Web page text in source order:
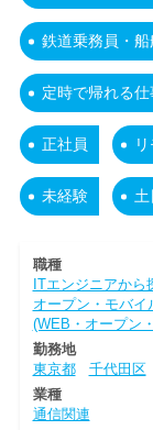
鉄道乗務員・船
定時で帰れる仕
正社員
未経験
職種
ITエンジニアから
オープン・モバイ
(WEB・オープン
勤務地
東京都
千代田区
業種
通信関連